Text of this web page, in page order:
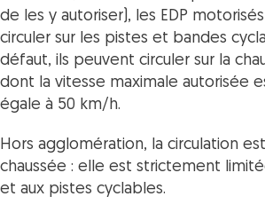
de les y autoriser), les EDP
circuler sur les pistes et bandes
défaut, ils peuvent circuler sur la
dont la vitesse maximale autorisée
égale à 50 km/h.
Hors agglomération, la circulation
chaussée : elle est strictement
et aux pistes cyclables.